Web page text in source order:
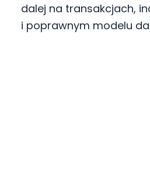
dalej na transakcjach,
i poprawnym modelu